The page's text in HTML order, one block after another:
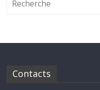
Contacts